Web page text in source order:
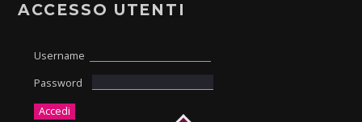
ACCESSO UTENTI
Username
Password